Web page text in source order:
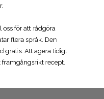
oss för att rådgöra
flera språk. Den
gratis. Att agera tidigt
framgångsrikt recept.